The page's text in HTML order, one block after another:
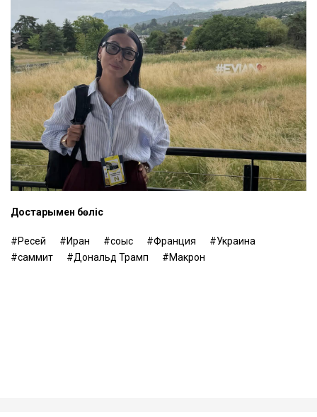
Достарыңмен бөліс
Ресей Иран соғыс Франция
Украина
саммит
Дональд Трамп Макрон